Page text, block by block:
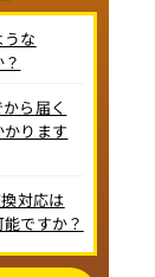
な
ら届く
ります
対応は
ですか？